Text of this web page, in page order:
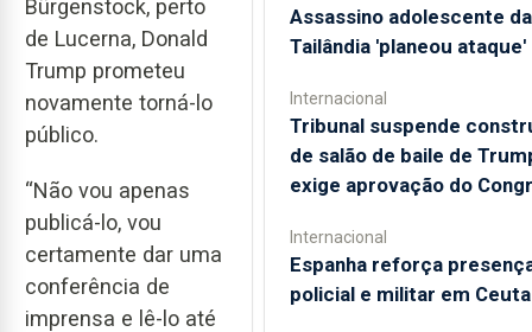
Bürgenstock, perto
de Lucerna, Donald
Trump prometeu
novamente torná-lo
público.
“Não vou apenas
publicá-lo, vou
certamente dar uma
conferência de
imprensa e lê-lo até
Assassino adolescente da
Tailândia 'planeou ataque'
Internacional
Tribunal suspende
de salão de baile de
exige aprovação do
Internacional
Espanha reforça
policial e militar em Ceuta